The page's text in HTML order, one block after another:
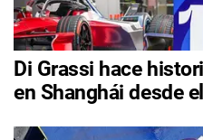
Di Grassi hace
en Shanghái desde